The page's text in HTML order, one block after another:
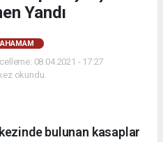
Yandı
08.04.2021 - 17:27
okundu.
bulunan kasaplar